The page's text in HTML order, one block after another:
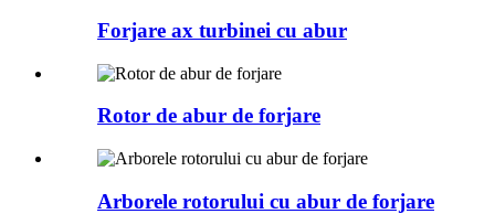
Forjare ax turbinei cu abur
Rotor de abur de forjare
Arborele rotorului cu abur de forjare